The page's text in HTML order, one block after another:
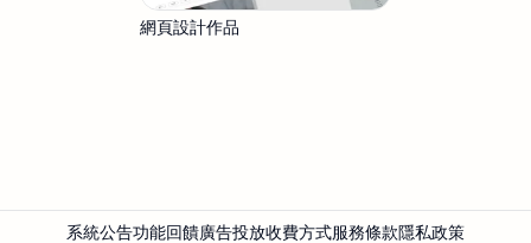
網頁設計作品
系統公告功能回饋廣告投放收費方式服務條款隱私政策